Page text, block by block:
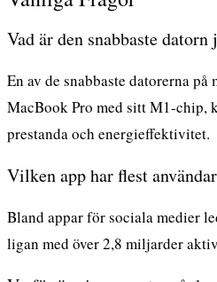
Vad är den snabbaste datorn
En av de snabbaste datorerna
MacBook Pro med sitt M1-chip,
prestanda och energieffektivitet.
Vilken app har flest
Bland appar för sociala medier
ligan med över 2,8 miljarder